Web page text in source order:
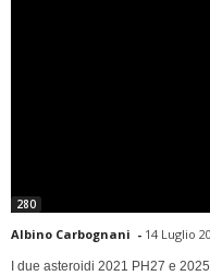
280
Albino Carbognani - 14 Luglio
I due asteroidi 2021 PH27 e